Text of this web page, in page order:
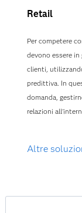
Retail
Per competere
devono essere
clienti,
predittiva. In
domanda,
relazioni
Altre